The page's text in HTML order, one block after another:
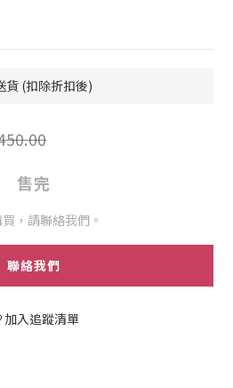
貨 (扣除折扣後)
售完
，請聯絡我們。
聯絡我們
加入追蹤清單